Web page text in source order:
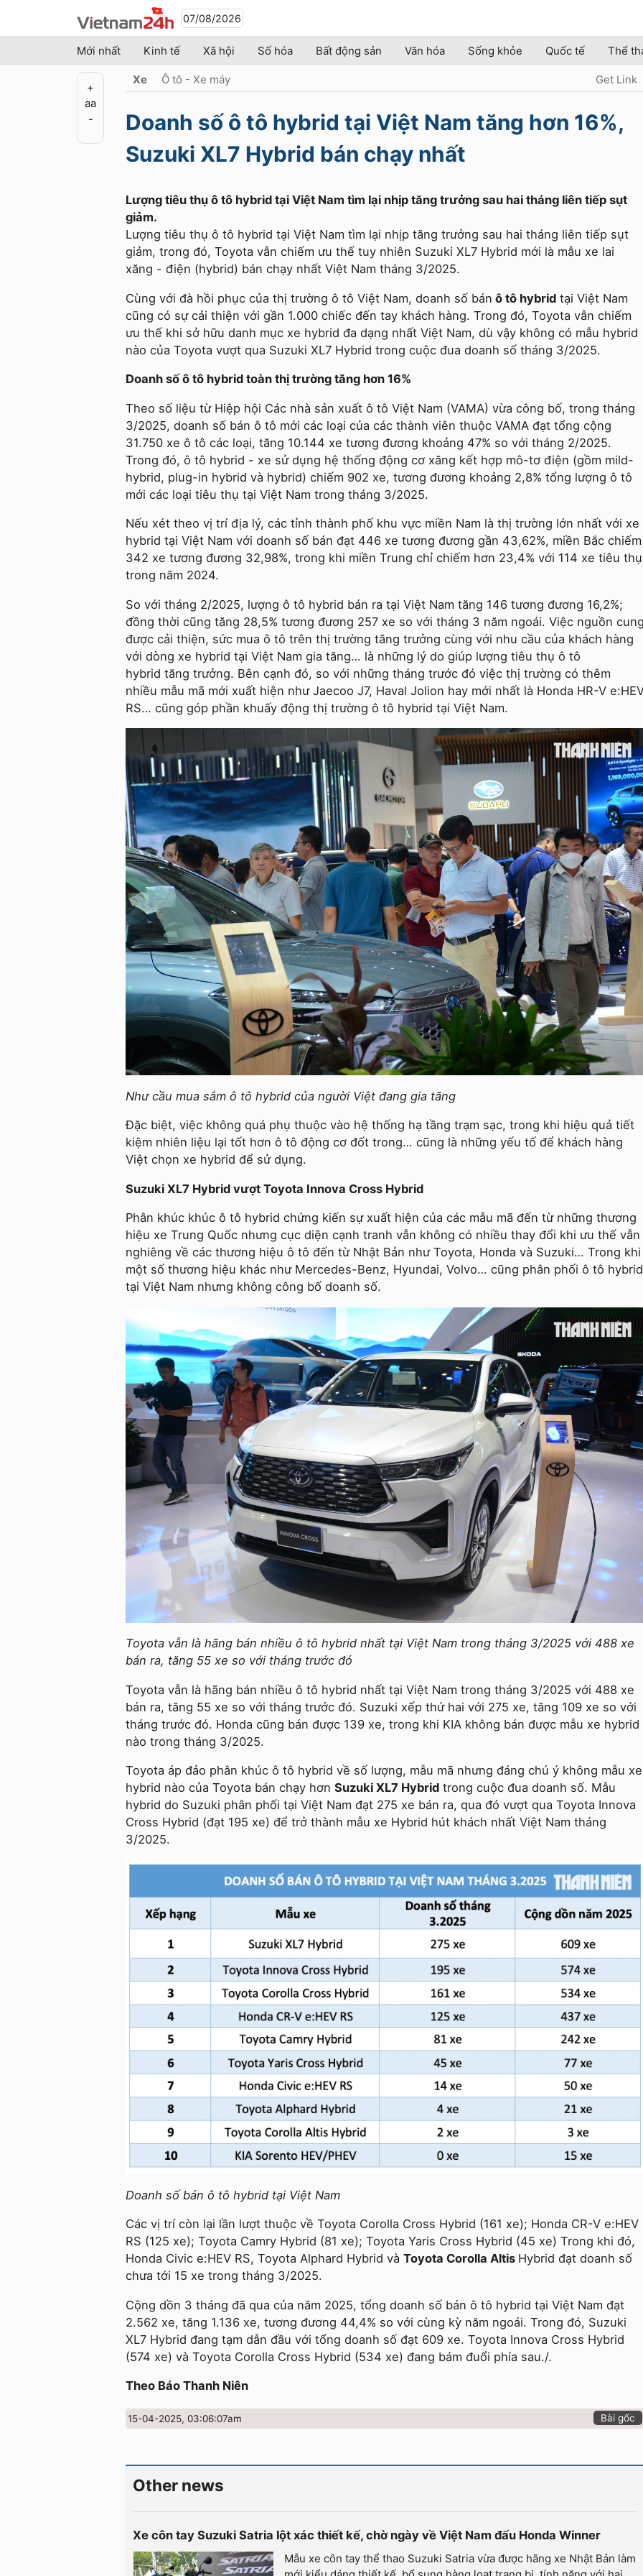
07/08/2026
Mới nhất Kinh tế Xã hội Số hóa Bất động sản Văn hóa Sống khỏe Quốc tế Thể
+
aa
-
Xe Ô tô - Xe máy Get Link
Doanh số ô tô hybrid tại Việt Nam tăng hơn 16%,
Suzuki XL7 Hybrid bán chạy nhất
Lượng tiêu thụ ô tô hybrid tại Việt Nam tìm lại nhịp tăng trưởng sau hai tháng liên tiếp sụt
giảm.
Lượng tiêu thụ ô tô hybrid tại Việt Nam tìm lại nhịp tăng trưởng sau hai tháng liên tiếp sụt
giảm, trong đó, Toyota vẫn chiếm ưu thế tuy nhiên Suzuki XL7 Hybrid mới là mẫu xe lai
xăng - điện (hybrid) bán chạy nhất Việt Nam tháng 3/2025.
Cùng với đà hồi phục của thị trường ô tô Việt Nam, doanh số bán ô tô hybrid tại Việt Nam
cũng có sự cải thiện với gần 1.000 chiếc đến tay khách hàng. Trong đó, Toyota vẫn chiếm
ưu thế khi sở hữu danh mục xe hybrid đa dạng nhất Việt Nam, dù vậy không có mẫu hybrid
nào của Toyota vượt qua Suzuki XL7 Hybrid trong cuộc đua doanh số tháng 3/2025.
Doanh số ô tô hybrid toàn thị trường tăng hơn 16%
Theo số liệu từ Hiệp hội Các nhà sản xuất ô tô Việt Nam (VAMA) vừa công bố, trong tháng
3/2025, doanh số bán ô tô mới các loại của các thành viên thuộc VAMA đạt tổng cộng
31.750 xe ô tô các loại, tăng 10.144 xe tương đương khoảng 47% so với tháng 2/2025.
Trong đó, ô tô hybrid - xe sử dụng hệ thống động cơ xăng kết hợp mô-tơ điện (gồm mild-
hybrid, plug-in hybrid và hybrid) chiếm 902 xe, tương đương khoảng 2,8% tổng lượng ô tô
mới các loại tiêu thụ tại Việt Nam trong tháng 3/2025.
Nếu xét theo vị trí địa lý, các tỉnh thành phố khu vực miền Nam là thị trường lớn nhất với xe
hybrid tại Việt Nam với doanh số bán đạt 446 xe tương đương gần 43,62%, miền Bắc chiếm
342 xe tương đương 32,98%, trong khi miền Trung chỉ chiếm hơn 23,4% với 114 xe tiêu thụ
trong năm 2024.
So với tháng 2/2025, lượng ô tô hybrid bán ra tại Việt Nam tăng 146 tương đương 16,2%;
đồng thời cũng tăng 28,5% tương đương 257 xe so với tháng 3 năm ngoái. Việc nguồn
được cải thiện, sức mua ô tô trên thị trường tăng trưởng cùng với nhu cầu của khách hàng
với dòng xe hybrid tại Việt Nam gia tăng… là những lý do giúp lượng tiêu thụ ô tô
hybrid tăng trưởng. Bên cạnh đó, so với những tháng trước đó việc thị trường có thêm
nhiều mẫu mã mới xuất hiện như Jaecoo J7, Haval Jolion hay mới nhất là Honda HR-V
RS… cũng góp phần khuấy động thị trường ô tô hybrid tại Việt Nam.
Như cầu mua sắm ô tô hybrid của người Việt đang gia tăng
Đặc biệt, việc không quá phụ thuộc vào hệ thống hạ tầng trạm sạc, trong khi hiệu quả tiết
kiệm nhiên liệu lại tốt hơn ô tô động cơ đốt trong… cũng là những yếu tố để khách hàng
Việt chọn xe hybrid để sử dụng.
Suzuki XL7 Hybrid vượt Toyota Innova Cross Hybrid
Phân khúc khúc ô tô hybrid chứng kiến sự xuất hiện của các mẫu mã đến từ những thương
hiệu xe Trung Quốc nhưng cục diện cạnh tranh vẫn không có nhiều thay đổi khi ưu thế vẫn
nghiêng về các thương hiệu ô tô đến từ Nhật Bản như Toyota, Honda và Suzuki… Trong khi
một số thương hiệu khác như Mercedes-Benz, Hyundai, Volvo… cũng phân phối ô tô hybrid
tại Việt Nam nhưng không công bố doanh số.
Toyota vẫn là hãng bán nhiều ô tô hybrid nhất tại Việt Nam trong tháng 3/2025 với 488 xe
bán ra, tăng 55 xe so với tháng trước đó
Toyota vẫn là hãng bán nhiều ô tô hybrid nhất tại Việt Nam trong tháng 3/2025 với 488 xe
bán ra, tăng 55 xe so với tháng trước đó. Suzuki xếp thứ hai với 275 xe, tăng 109 xe so với
tháng trước đó. Honda cũng bán được 139 xe, trong khi KIA không bán được mẫu xe hybrid
nào trong tháng 3/2025.
Toyota áp đảo phân khúc ô tô hybrid về số lượng, mẫu mã nhưng đáng chú ý không mẫu xe
hybrid nào của Toyota bán chạy hơn Suzuki XL7 Hybrid trong cuộc đua doanh số. Mẫu
hybrid do Suzuki phân phối tại Việt Nam đạt 275 xe bán ra, qua đó vượt qua Toyota Innova
Cross Hybrid (đạt 195 xe) để trở thành mẫu xe Hybrid hút khách nhất Việt Nam tháng
3/2025.
Doanh số bán ô tô hybrid tại Việt Nam
Các vị trí còn lại lần lượt thuộc về Toyota Corolla Cross Hybrid (161 xe); Honda CR-V e:HEV
RS (125 xe); Toyota Camry Hybrid (81 xe); Toyota Yaris Cross Hybrid (45 xe) Trong khi đó,
Honda Civic e:HEV RS, Toyota Alphard Hybrid và Toyota Corolla Altis Hybrid đạt doanh số
chưa tới 15 xe trong tháng 3/2025.
Cộng dồn 3 tháng đã qua của năm 2025, tổng doanh số bán ô tô hybrid tại Việt Nam đạt
2.562 xe, tăng 1.136 xe, tương đương 44,4% so với cùng kỳ năm ngoái. Trong đó, Suzuki
XL7 Hybrid đang tạm dẫn đầu với tổng doanh số đạt 609 xe. Toyota Innova Cross Hybrid
(574 xe) và Toyota Corolla Cross Hybrid (534 xe) đang bám đuổi phía sau./.
Theo Báo Thanh Niên
15-04-2025, 03:06:07am Bài gốc
Other news
Xe côn tay Suzuki Satria lột xác thiết kế, chờ ngày về Việt Nam đấu Honda Winner
Mẫu xe côn tay thể thao Suzuki Satria vừa được hãng xe Nhật Bản làm